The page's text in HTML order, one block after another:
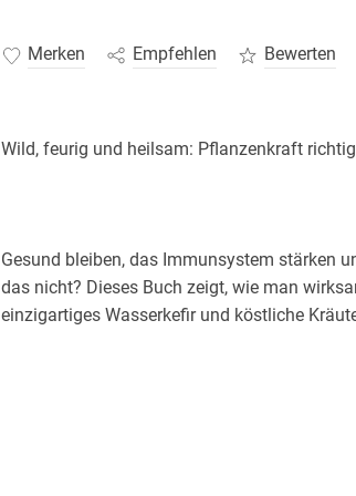
Merken Empfehlen Bewerten
Gesund bleiben, das Immunsystem stärken
das nicht? Dieses Buch zeigt, wie man